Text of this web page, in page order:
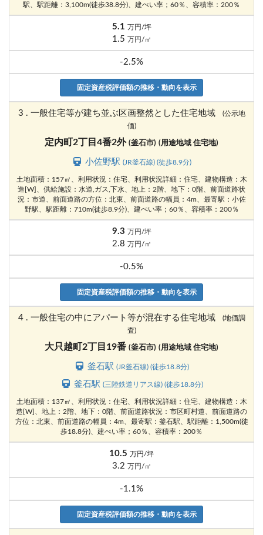
駅、駅距離：3,100m(徒歩38.8分)、建ぺい率；60％、容積率：200％
5.1 万円/坪
1.5 万円/㎡
-2.5%
固定資産税評価額の推移・動向を表示
3 . 一般住宅等が建ち並ぶ区画整然とした住宅地域
(公示地
価)
定内町2丁目4番2外 (釜石市) (用途地域 住宅地)
小佐野駅(JR釜石線) (徒歩8.9分)
土地面積：157㎡、利用状況：住宅、利用状況詳細：住宅、建物構造：木
造[W]、供給施設：水道,ガス,下水、地上：2階、地下：0階、前面道路状
況：市道、前面道路の方位：北東、前面道路の幅員：4m、最寄駅：小佐
野駅、駅距離：710m(徒歩8.9分)、建ぺい率；60％、容積率：200％
9.3 万円/坪
2.8 万円/㎡
-0.5%
固定資産税評価額の推移・動向を表示
4 . 一般住宅の中にアパート等が混在する住宅地域
(地価調
査)
大只越町2丁目19番 (釜石市) (用途地域 住宅地)
釜石駅(JR釜石線) (徒歩18.8分)
釜石駅 (三陸鉄道リアス線) (徒歩18.8分)
土地面積：137㎡、利用状況：住宅、利用状況詳細：住宅、建物構造：木
造[W]、地上：2階、地下：0階、前面道路状況：市区町村道、前面道路の
方位：北東、前面道路の幅員：4m、最寄駅：釜石駅、駅距離：1,500m(徒
歩18.8分)、建ぺい率；60％、容積率：200％
10.5 万円/坪
3.2 万円/㎡
-1.1%
固定資産税評価額の推移・動向を表示